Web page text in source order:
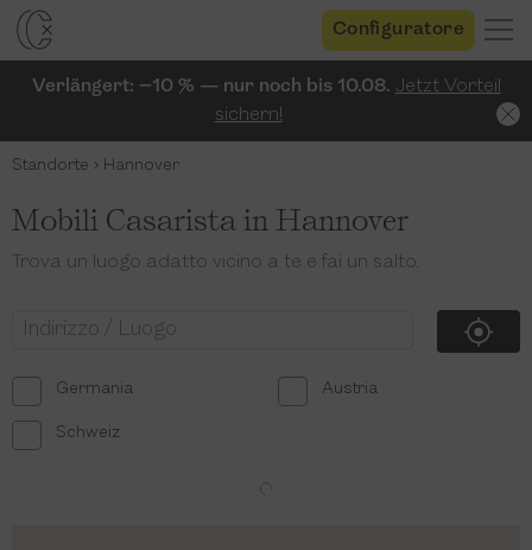
Configuratore
Verlängert: −10 % — nur noch bis 10.08. Jetzt Vorteil
sichern!
Standorte Hannover
Mobili Casarista in Hannover
Trova un luogo adatto vicino a te e fai un salto.
Germania Austria
Schweiz